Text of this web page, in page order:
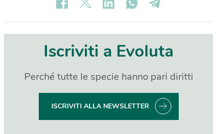
Iscriviti a Evoluta
Perché tutte le specie hanno pari diritti
ISCRIVITI ALLA NEWSLETTER